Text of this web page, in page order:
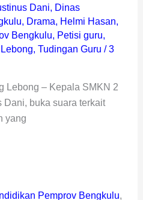
Dani, Dinas
, Drama, Helmi Hasan,
Bengkulu, Petisi guru,
, Tudingan Guru / 3
Lebong – Kepala SMKN 2
Dani, buka suara terkait
yang
Pemprov Bengkulu,